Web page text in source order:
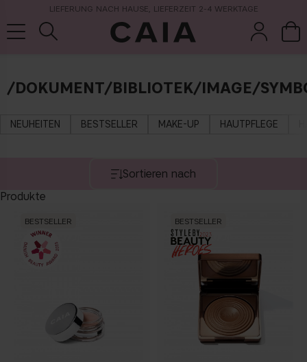
LIEFERUNG NACH HAUSE, LIEFERZEIT 2-4 WERKTAGE
/DOKUMENT/BIBLIOTEK/IMAGE/
NEUHEITEN BESTSELLER MAKE-UP HAUTPFLEGE
Sortieren nach
Produkte
BESTSELLER BESTSELLER